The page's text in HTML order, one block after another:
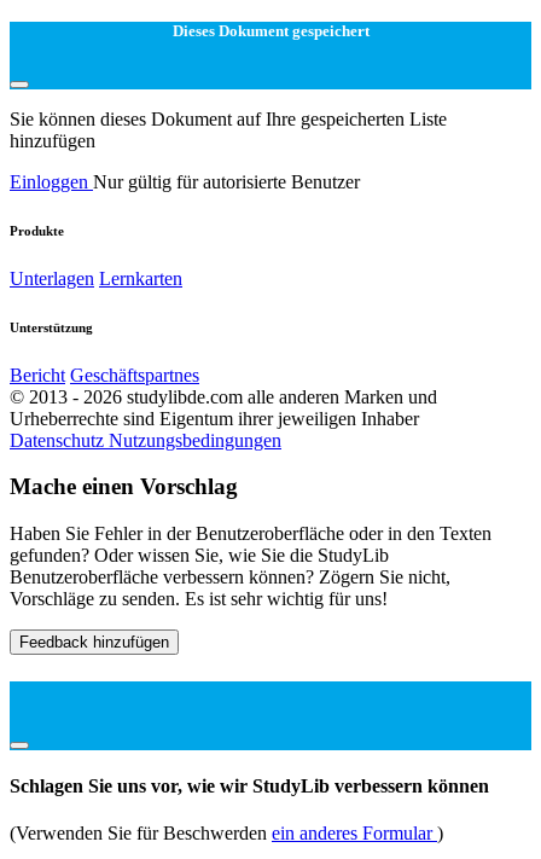
Dieses Dokument gespeichert
Sie können dieses Dokument auf Ihre gespeicherten Liste
hinzufügen
Einloggen Nur gültig für autorisierte Benutzer
Produkte
Unterlagen Lernkarten
Unterstützung
Bericht Geschäftspartnes
© 2013 - 2026 studylibde.com alle anderen Marken und
Urheberrechte sind Eigentum ihrer jeweiligen Inhaber
Datenschutz Nutzungsbedingungen
Mache einen Vorschlag
Haben Sie Fehler in der Benutzeroberfläche oder in den Texten
gefunden? Oder wissen Sie, wie Sie die StudyLib
Benutzeroberfläche verbessern können? Zögern Sie nicht,
Vorschläge zu senden. Es ist sehr wichtig für uns!
Feedback hinzufügen
Schlagen Sie uns vor, wie wir StudyLib verbessern können
(Verwenden Sie für Beschwerden ein anderes Formular)